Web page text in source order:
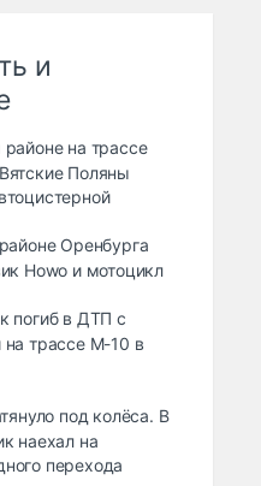
и
на трассе
Поляны
Оренбурга
Howo и мотоцикл
погиб в ДТП с
на трассе М-10 в
под колёса. В
наехал на
перехода